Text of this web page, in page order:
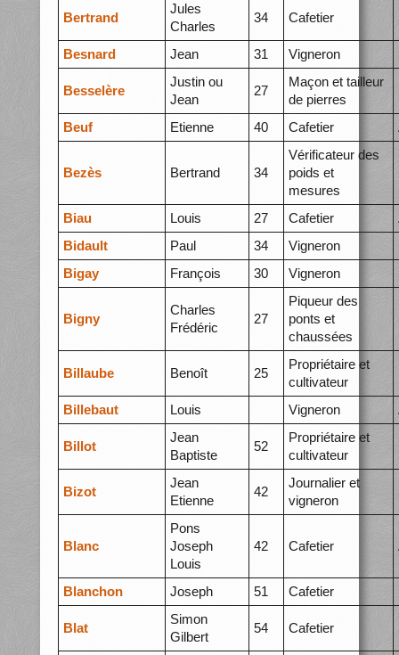
Bertrand
Jules
Charles
34 Cafetier
Besnard Jean 31 Vigneron
Besselère
Justin ou
Jean
27
Maçon et tailleur
de pierres
Beuf Etienne 40 Cafetier
Bezès Bertrand 34
Vérificateur des
poids et
mesures
Biau Louis 27 Cafetier
Bidault
Paul 34 Vigneron
Bigay
François 30 Vigneron
Bigny
Charles
Frédéric
27
Piqueur des
ponts et
chaussées
Billaube Benoît 25
Propriétaire et
cultivateur
Billebaut Louis Vigneron
Billot
Jean
Baptiste
52
Propriétaire et
cultivateur
Bizot
Jean
Etienne
42
Journalier et
vigneron
Blanc
Pons
Joseph
Louis
42 Cafetier
Blanchon Joseph 51 Cafetier
Blat
Simon
Gilbert
54 Cafetier